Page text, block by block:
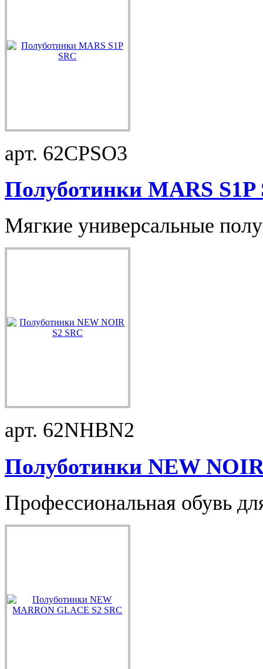
арт. 62CPSO3
Полуботинки MARS S1P
Мягкие универсальные
арт. 62NHBN2
Полуботинки NEW
Профессиональная обувь